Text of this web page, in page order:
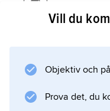
(A) och
är anpassade för
anpassad för det
Vill du
Objektiv och
Prova det, du